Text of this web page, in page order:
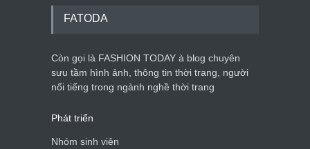
FATODA
Còn gọi là FASHION TODAY à blog chuyên
sưu tầm hình ảnh, thông tin thời trang, người
nổi tiếng trong ngành nghề thời trang
Phát triển
Nhóm sinh viên